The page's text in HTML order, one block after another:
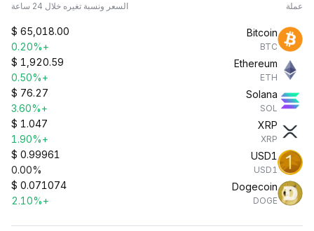
عملة السعر ونسبة تغيره خلال 24 ساعة
Bitcoin
BTC
$ 65,018.00
+0.20%
Ethereum
ETH
$ 1,920.59
+0.50%
Solana
SOL
$ 76.27
+3.60%
XRP
XRP
$ 1.047
+1.90%
USD1
USD1
$ 0.99961
0.00%
Dogecoin
DOGE
$ 0.071074
+2.10%